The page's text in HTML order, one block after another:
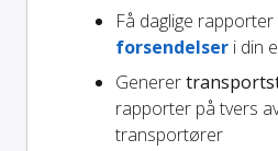
Få daglige rapporter
forsendelser i din
Generer
rapporter på tvers
transportører